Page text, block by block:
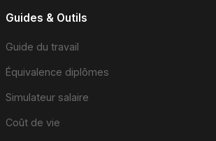
Guides & Outils
Guide du travail
Équivalence diplômes
Simulateur salaire
Coût de vie